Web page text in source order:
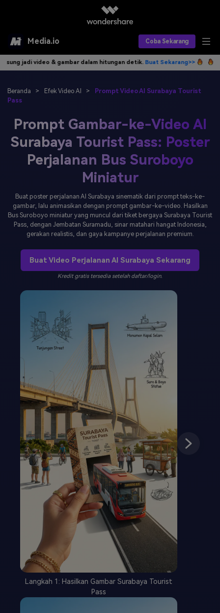
Media.io Coba Sekarang
Alat AI
AI Video
AI Audio
Model AI yang Didukung
Produk AI
Editor Video AI
Editor Gambar AI
Find More Solutions >>
Efek Video
Efek Foto
Sumber Daya
Tips & Tutorial AI
Jelajahi Lebih Banyak >>
Masuk
Berkreasi dengan AI
hitungan detik.Buat Sekarang>> Tulis idemu, AI langsung jadi
Beranda > Efek Video AI >
Prompt Video AI Surabaya Tourist
Pass
Prompt Gambar-ke-Video AI
Surabaya Tourist Pass: Poster
Perjalanan Bus Suroboyo
Miniatur
Buat poster perjalanan AI Surabaya sinematik dari prompt teks-ke-
gambar, lalu animasikan dengan prompt gambar-ke-video. Hasilkan
Bus Suroboyo miniatur yang muncul dari tiket bergaya Surabaya Tourist
Pass, dengan Jembatan Suramadu, sinar matahari hangat Indonesia,
gerakan realistis, dan gaya kampanye perjalanan premium.
Buat Video Perjalanan AI Surabaya Sekarang
Kredit gratis tersedia setelah daftar/login.
Langkah 1: Hasilkan Gambar Surabaya Tourist
Pass